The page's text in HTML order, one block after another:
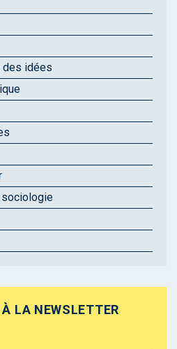
des idées
LA NEWSLETTER